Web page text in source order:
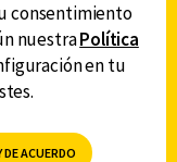
6
consentimiento
nuestraPolítica
en tu
ACUERDO